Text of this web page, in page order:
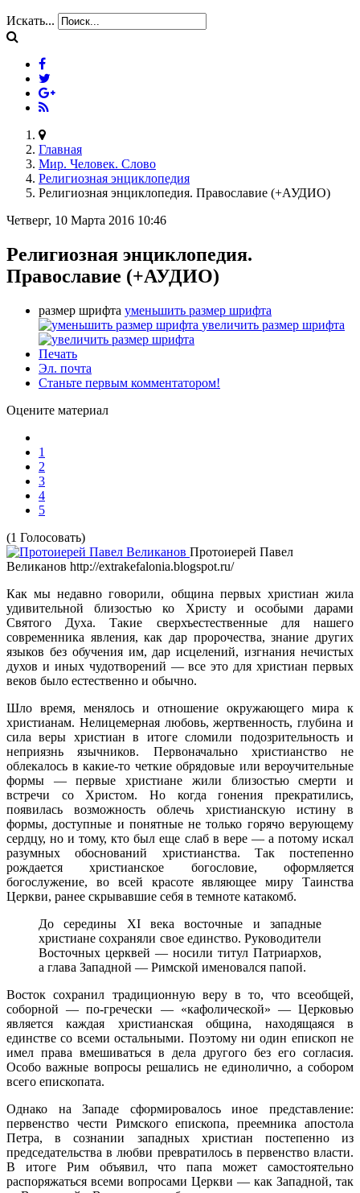
Искать...
Главная
Мир. Человек. Слово
Религиозная энциклопедия
Религиозная энциклопедия. Православие (+АУДИО)
Четверг, 10 Марта 2016 10:46
Религиозная энциклопедия.
Православие (+АУДИО)
размер шрифта уменьшить размер шрифта
увеличить размер шрифта
Печать
Эл. почта
Станьте первым комментатором!
Оцените материал
1
2
3
4
5
(1 Голосовать)
Протоиерей Павел
Великанов http://extrakefalonia.blogspot.ru/
Как мы недавно говорили, община первых христиан жила
удивительной близостью ко Христу и особыми дарами
Святого Духа. Такие сверхъестественные для нашего
современника явления, как дар пророчества, знание других
языков без обучения им, дар исцелений, изгнания нечистых
духов и иных чудотворений — все это для христиан первых
веков было естественно и обычно.
Шло время, менялось и отношение окружающего мира к
христианам. Нелицемерная любовь, жертвенность, глубина и
сила веры христиан в итоге сломили подозрительность и
неприязнь язычников. Первоначально христианство не
облекалось в какие-то четкие обрядовые или вероучительные
формы — первые христиане жили близостью смерти и
встречи со Христом. Но когда гонения прекратились,
появилась возможность облечь христианскую истину в
формы, доступные и понятные не только горячо верующему
сердцу, но и тому, кто был еще слаб в вере — а потому искал
разумных обоснований христианства. Так постепенно
рождается христианское богословие, оформляется
богослужение, во всей красоте являющее миру Таинства
Церкви, ранее скрывавшие себя в темноте катакомб.
До середины XI века восточные и западные
христиане сохраняли свое единство. Руководители
Восточных церквей — носили титул Патриархов,
а глава Западной — Римской именовался папой.
Восток сохранил традиционную веру в то, что всеобщей,
соборной — по-гречески — «кафолической» — Церковью
является каждая христианская община, находящаяся в
единстве со всеми остальными. Поэтому ни один епископ не
имел права вмешиваться в дела другого без его согласия.
Особо важные вопросы решались не единолично, а собором
всего епископата.
Однако на Западе сформировалось иное представление:
первенство чести Римского епископа, преемника апостола
Петра, в сознании западных христиан постепенно из
председательства в любви превратилось в первенство власти.
В итоге Рим объявил, что папа может самостоятельно
распоряжаться всеми вопросами Церкви — как Западной, так